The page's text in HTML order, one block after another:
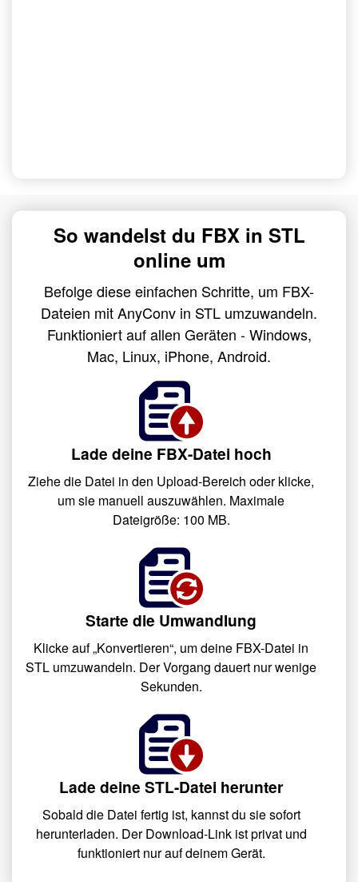
So wandelst du FBX in STL
online um
Befolge diese einfachen Schritte, um FBX-
Dateien mit AnyConv in STL umzuwandeln.
Funktioniert auf allen Geräten - Windows,
Mac, Linux, iPhone, Android.
Lade deine FBX-Datei hoch
Ziehe die Datei in den Upload-Bereich oder klicke,
um sie manuell auszuwählen. Maximale
Dateigröße: 100 MB.
Starte die Umwandlung
Klicke auf „Konvertieren“, um deine FBX-Datei in
STL umzuwandeln. Der Vorgang dauert nur wenige
Sekunden.
Lade deine STL-Datei herunter
Sobald die Datei fertig ist, kannst du sie sofort
herunterladen. Der Download-Link ist privat und
funktioniert nur auf deinem Gerät.